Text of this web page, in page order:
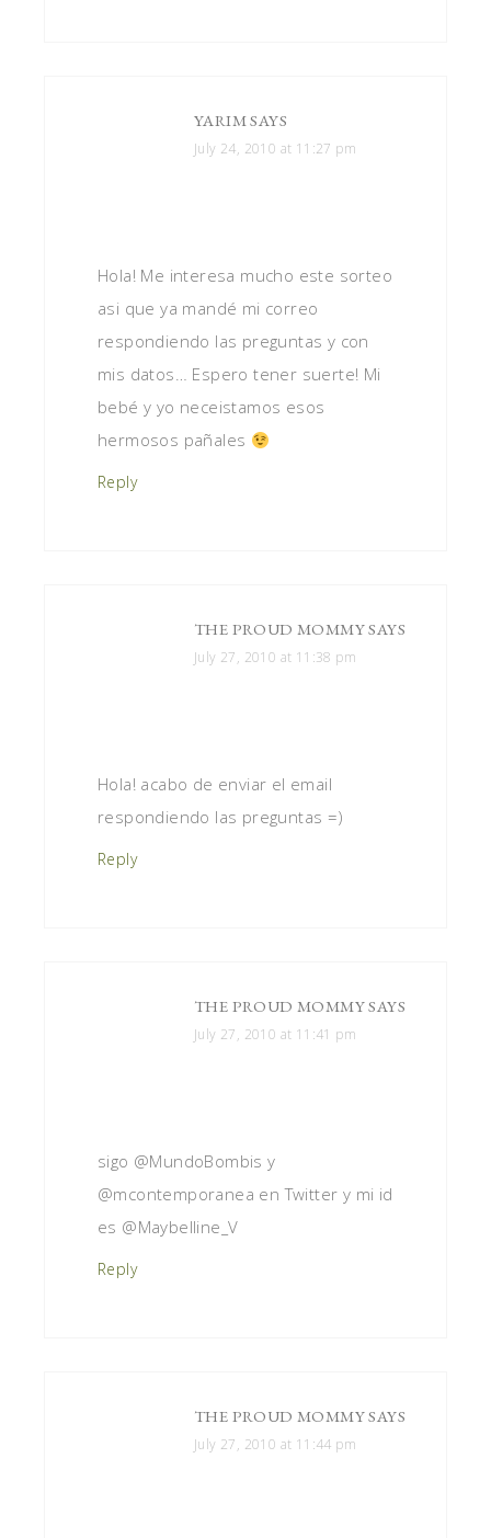
YARIMSAYS
July 24, 2010 at 11:27 pm
Hola! Me interesa mucho este sorteo
asi que ya mandé mi correo
respondiendo las preguntas y con
mis datos… Espero tener suerte! Mi
bebé y yo neceistamos esos
hermosos pañales
Reply
THE PROUD MOMMYSAYS
July 27, 2010 at 11:38 pm
Hola! acabo de enviar el email
respondiendo las preguntas =)
Reply
THE PROUD MOMMYSAYS
July 27, 2010 at 11:41 pm
sigo @MundoBombis y
@mcontemporanea en Twitter y mi id
es @Maybelline_V
Reply
THE PROUD MOMMYSAYS
July 27, 2010 at 11:44 pm